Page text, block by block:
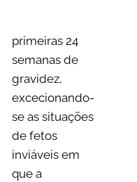
primeiras 24
semanas de
gravidez,
excecionando-
se as situações
de fetos
inviáveis em
que a